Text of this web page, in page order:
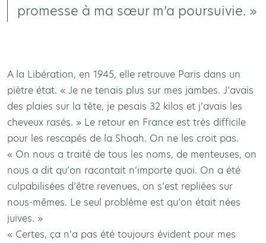
promesse à ma sœur m’a poursuivie. »
A la Libération, en 1945, elle retrouve Paris dans un
piètre état. « Je ne tenais plus sur mes jambes. J’avais
des plaies sur la tête, je pesais 32 kilos et j’avais les
cheveux rasés. » Le retour en France est très difficile
pour les rescapés de la Shoah. On ne les croit pas.
« On nous a traité de tous les noms, de menteuses, on
nous a dit qu’on racontait n’importe quoi. On a été
culpabilisées d’être revenues, on s’est repliées sur
nous-mêmes. Le seul problème est qu’on était nées
juives. »
« Certes, ça n’a pas été toujours évident pour mes